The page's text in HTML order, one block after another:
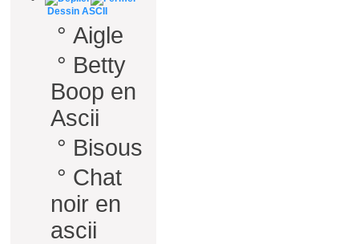
Dessin ASCII
° Aigle
° Betty
Boop en
Ascii
° Bisous
° Chat
noir en
ascii